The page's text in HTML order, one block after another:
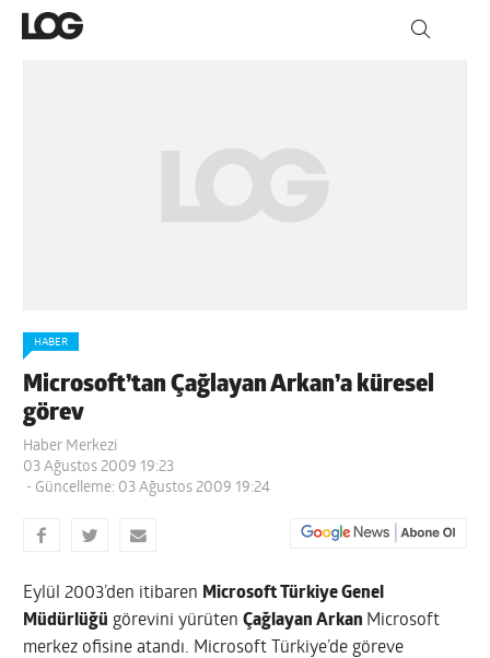
HABER
Microsoft’tan Çağlayan Arkan’a küresel
görev
Haber Merkezi
03 Ağustos 2009 19:23
- Güncelleme: 03 Ağustos 2009 19:24
Eylül 2003’den itibaren Microsoft Türkiye Genel
Müdürlüğü görevini yürütenÇağlayan Arkan Microsoft
merkez ofisine atandı. Microsoft Türkiye’de göreve